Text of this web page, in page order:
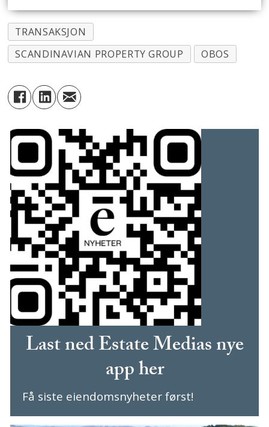
TRANSAKSJON
SCANDINAVIAN PROPERTY GROUP
OBOS
Last ned Estate Medias nye
app her
Få siste eiendomsnyheter først!